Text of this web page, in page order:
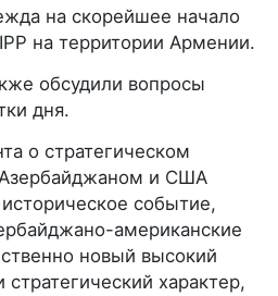
на скорейшее начало
на территории Армении.
обсудили вопросы
дня.
о стратегическом
и США
событие,
американские
новый высокий
характер,